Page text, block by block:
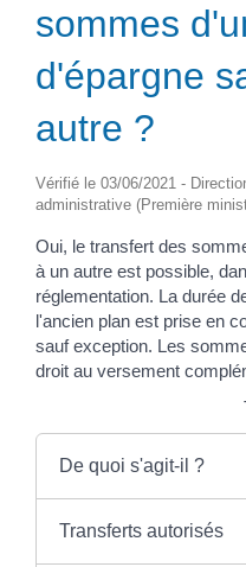
sommes
d'épargne
autre ?
Vérifié le 03/06/2021 -
administrative (Première
Oui, le transfert des
à un autre est possible,
réglementation. La durée
l'ancien plan est prise en
sauf exception. Les
droit au versement
De quoi s'agit-il ?
Transferts autorisés